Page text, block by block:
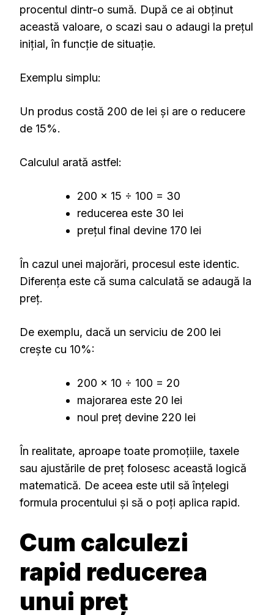
procentul dintr-o sumă. După ce ai obținut
această valoare, o scazi sau o adaugi la prețul
inițial, în funcție de situație.
Exemplu simplu:
Un produs costă 200 de lei și are o reducere
de 15%.
Calculul arată astfel:
200 × 15 ÷ 100 = 30
reducerea este 30 lei
prețul final devine 170 lei
În cazul unei majorări, procesul este identic.
Diferența este că suma calculată se adaugă la
preț.
De exemplu, dacă un serviciu de 200 lei
crește cu 10%:
200 × 10 ÷ 100 = 20
majorarea este 20 lei
noul preț devine 220 lei
În realitate, aproape toate promoțiile, taxele
sau ajustările de preț folosesc această logică
matematică. De aceea este util să înțelegi
formula procentului și să o poți aplica rapid.
Cum calculezi
rapid reducerea
unui preț